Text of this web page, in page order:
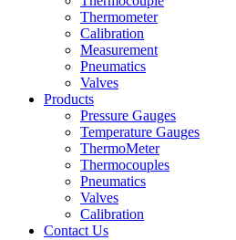
Thermometer
Calibration
Measurement
Pneumatics
Valves
Products
Pressure Gauges
Temperature Gauges
ThermoMeter
Thermocouples
Pneumatics
Valves
Calibration
Contact Us